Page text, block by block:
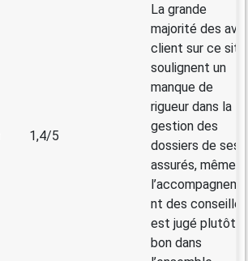
1,4/5
La grande
majorité des avis
client sur ce site
soulignent un
manque de
rigueur dans la
gestion des
dossiers de ses
assurés, même si
l’accompagneme
nt des
est jugé plutôt
bon dans